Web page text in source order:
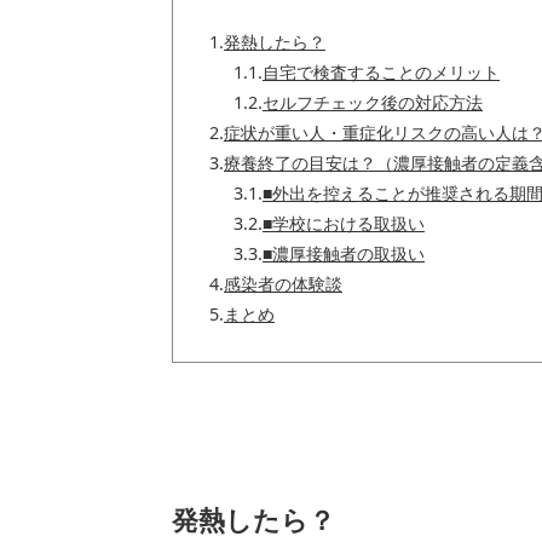
1.発熱したら？
1.1.自宅で検査することのメリット
1.2.セルフチェック後の対応方法
2.症状が重い人・重症化リスクの高い人は？
3.療養終了の目安は？（濃厚接触者の定義含
3.1.■外出を控えることが推奨される期間
3.2.■学校における取扱い
3.3.■濃厚接触者の取扱い
4.感染者の体験談
5.まとめ
発熱したら？